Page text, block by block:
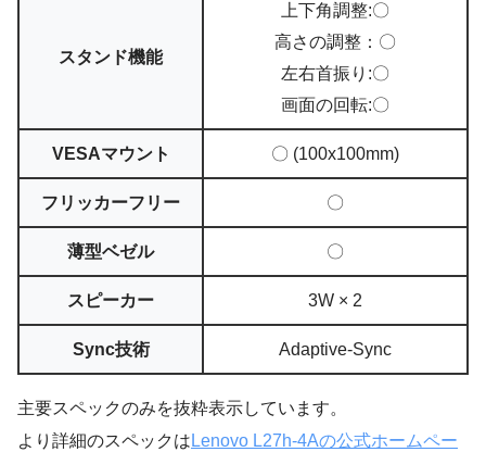
スタンド機能
上下角調整:〇
高さの調整：〇
左右首振り:〇
画面の回転:〇
VESAマウント 〇 (100x100mm)
フリッカーフリー 〇
薄型ベゼル 〇
スピーカー 3W × 2
Sync技術 Adaptive-Sync
主要スペックのみを抜粋表示しています。
より詳細のスペックはLenovo L27h-4Aの公式ホームペー